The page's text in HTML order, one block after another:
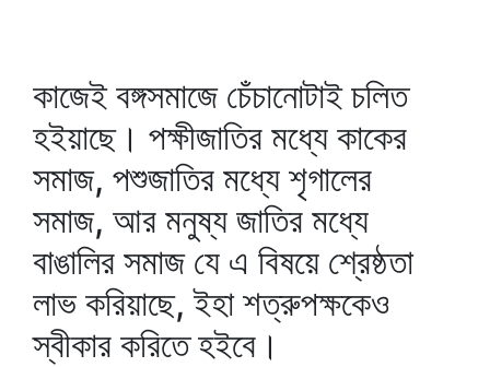
কাজেই বঙ্গসমাজে চেঁচানোটাই চলিত
হইয়াছে। পক্ষীজাতির মধ্যে কাকের
সমাজ, পশুজাতির মধ্যে শৃগালের
সমাজ, আর মনুষ্য জাতির মধ্যে
বাঙালির সমাজ যে এ বিষয়ে শ্রেষ্ঠতা
লাভ করিয়াছে, ইহা শত্রুপক্ষকেও
স্বীকার করিতে হইবে।